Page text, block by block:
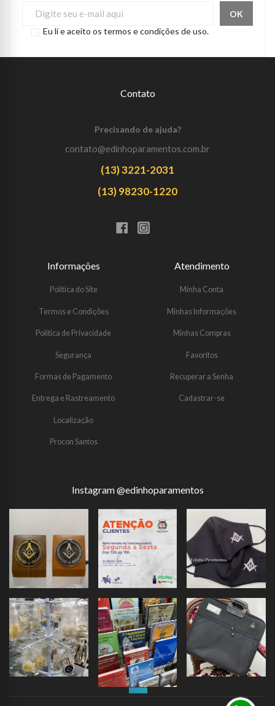
Eu li e aceito os termos e condições de uso.
Contato
Precisando de ajuda?
contato@edinhoparamentos.com.br
(13) 3221-2031
(13) 98230-1220
Informações
Política do Site
Termos e Condições
Política de Privacidade
Segurança
Formas de Pagamento
Entrega e Rastreamento
Localização
Procon Santos
Atendimento
Minha Conta
Minhas Informações
Minhas Compras
Favoritos
Recuperar a Senha
Cadastrar-se
Instagram @edinhoparamentos